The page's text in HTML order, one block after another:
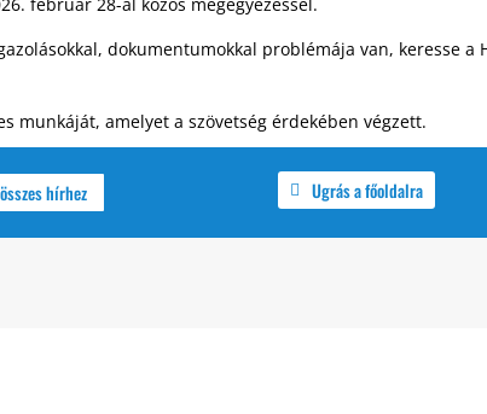
dokumentumokkal problémája van, keresse a
munkáját, amelyet a szövetség érdekében végzett.
hírhez Ugrás a főoldalra